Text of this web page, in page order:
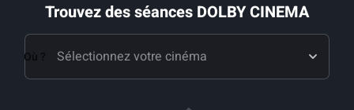
Trouvez des séances DOLBY CINEMA
Où ?